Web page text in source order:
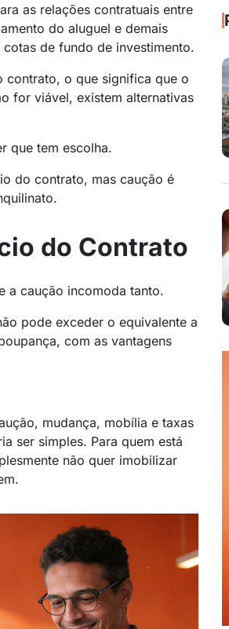
as relações contratuais entre
do aluguel e demais
de fundo de investimento.
contrato, o que significa que o
for viável, existem alternativas
que tem escolha.
do contrato, mas caução é
do Contrato
a caução incomoda tanto.
pode exceder o equivalente a
com as vantagens
mudança, mobília e taxas
ser simples. Para quem está
não quer imobilizar